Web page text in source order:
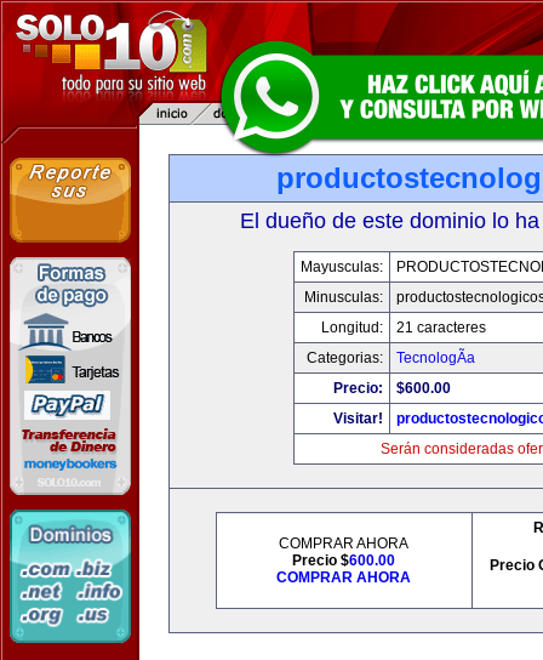
El dueño de este dominio lo
Mayusculas:
Minusculas:
Longitud:
21 caracteres
Categorias:
TecnologÃ­a
Precio:
$600.00
Visitar!
Serán consideradas
COMPRAR AHORA
Precio $600.00
COMPRAR AHORA
Precio